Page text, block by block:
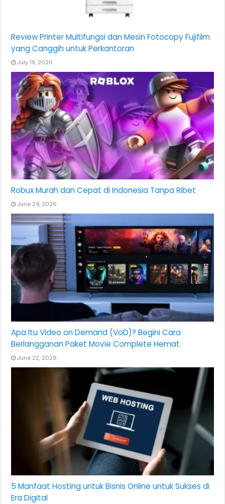
Review Printer Multifungsi dan Mesin Fotocopy Fujifilm
yang Canggih untuk Perkantoran
July 19, 2026
Robux Murah dan Cepat di Indonesia Tanpa Ribet
June 24, 2026
Apa Itu Video on Demand (VoD)? Begini Cara
Berlangganan Paket Movie Complete Hemat
June 22, 2026
5 Manfaat Hosting untuk Bisnis Online untuk Sukses di
Era Digital